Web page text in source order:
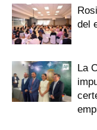
del
La